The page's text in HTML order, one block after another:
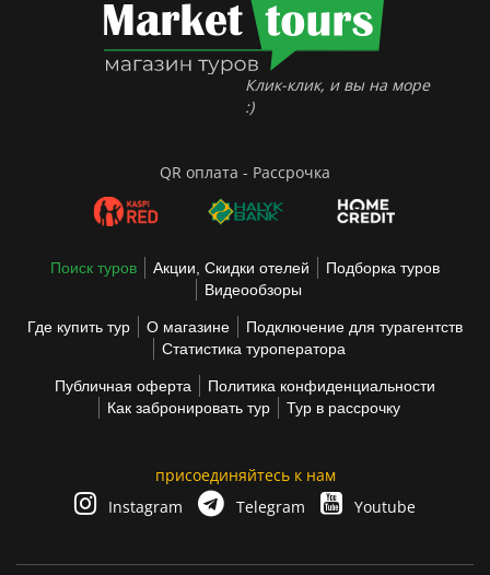
Клик-клик, и вы на море
:)
QR оплата - Рассрочка
Поиск туров Акции, Скидки отелей
Подборка туров
Видеообзоры
Где купить тур О магазине
Подключение для турагентств
Статистика туроператора
Публичная оферта
Политика конфиденциальности
Как забронировать тур
Тур в рассрочку
присоединяйтесь к нам
Instagram
Telegram Youtube